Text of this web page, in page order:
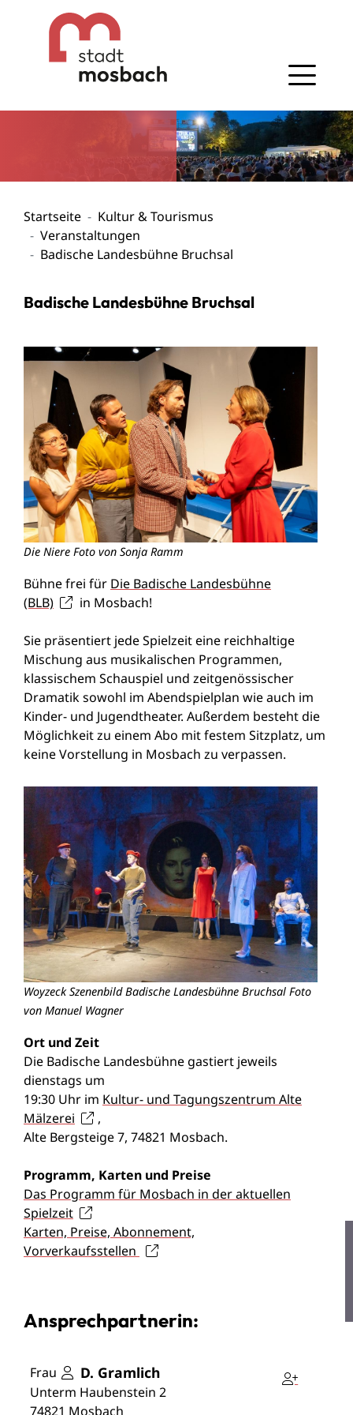
Gehe zum Navigationsbereich
Gehe zum Inhalt
Startseite
Kultur & Tourismus
Veranstaltungen
Badische Landesbühne Bruchsal
Badische Landesbühne Bruchsal
Die Niere Foto von Sonja Ramm
Bühne frei für Die Badische Landesbühne
(BLB)
in Mosbach!
Sie präsentiert jede Spielzeit eine reichhaltige
Mischung aus musikalischen Programmen,
klassischem Schauspiel und zeitgenössischer
Dramatik sowohl im Abendspielplan wie auch im
Kinder- und Jugendtheater. Außerdem besteht die
Möglichkeit zu einem Abo mit festem Sitzplatz, um
keine Vorstellung in Mosbach zu verpassen.
Woyzeck Szenenbild Badische Landesbühne Bruchsal Foto
von Manuel Wagner
Ort und Zeit
Die Badische Landesbühne gastiert jeweils
dienstags um
19:30 Uhr im Kultur- und Tagungszentrum Alte
Mälzerei
,
Alte Bergsteige 7, 74821 Mosbach.
Programm, Karten und Preise
Das Programm für Mosbach in der aktuellen
Spielzeit
Karten, Preise, Abonnement,
Vorverkaufsstellen
Ansprechpartnerin:
Frau D. Gramlich
Unterm Haubenstein 2
74821 Mosbach